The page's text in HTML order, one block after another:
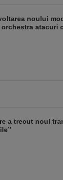
noului
atacuri
a trecut noul